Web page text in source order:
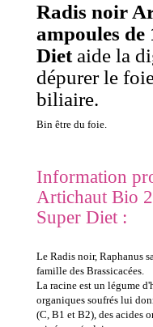
Radis noir
ampoules de
Dietaide la
dépurer le
biliaire.
Bin être du foie.
Information
Artichaut Bio
Super Diet :
Le Radis noir, Raphanus
famille des Brassicacées.
La racine est un légume
organiques soufrés lui
(C, B1 et B2), des acides